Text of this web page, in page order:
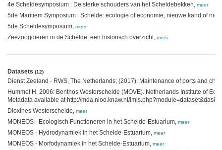
4e Scheldesymposium : De sterke schouders van het Scheldebekken,
meer
5de Maritiem Symposium : Schelde: ecologie of economie, nieuwe kand of
5de Scheldesymposium, meer
Zeezoogdieren in de Schelde: een historisch overzicht, meer
Datasets (12)
Dienst Zeeland - RWS, The Netherlands; (2017): Maintenance of ports and
Hummel H. 2006: Benthos Westerschelde (MOVE). Netherlands Institute of
Metadata available at http://mda.nioo.knaw.nl/
Dioxines Westerschelde,
meer
MONEOS - Ecologisch Functioneren in het Schelde-Estuarium, meer
MONEOS - Hydrodynamiek in het Schelde-Estuarium, meer
MONEOS - Morfodynamiek in het Schelde-Estuarium, meer